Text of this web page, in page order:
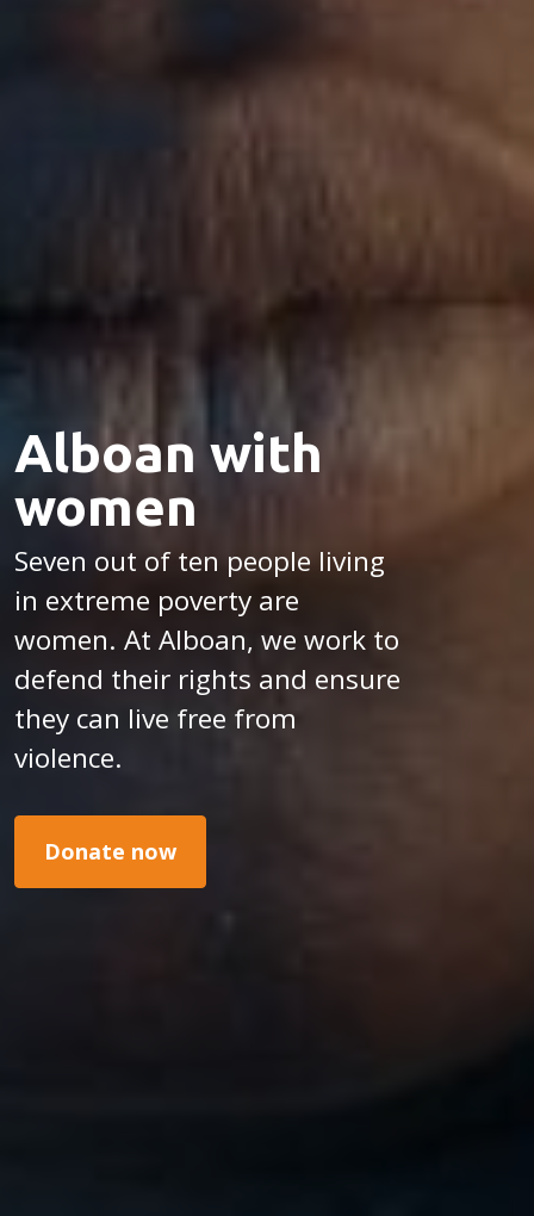
Alboan with
women
Seven out of ten people living
in extreme poverty are
women. At Alboan, we work to
defend their rights and ensure
they can live free from
violence.
Donate now